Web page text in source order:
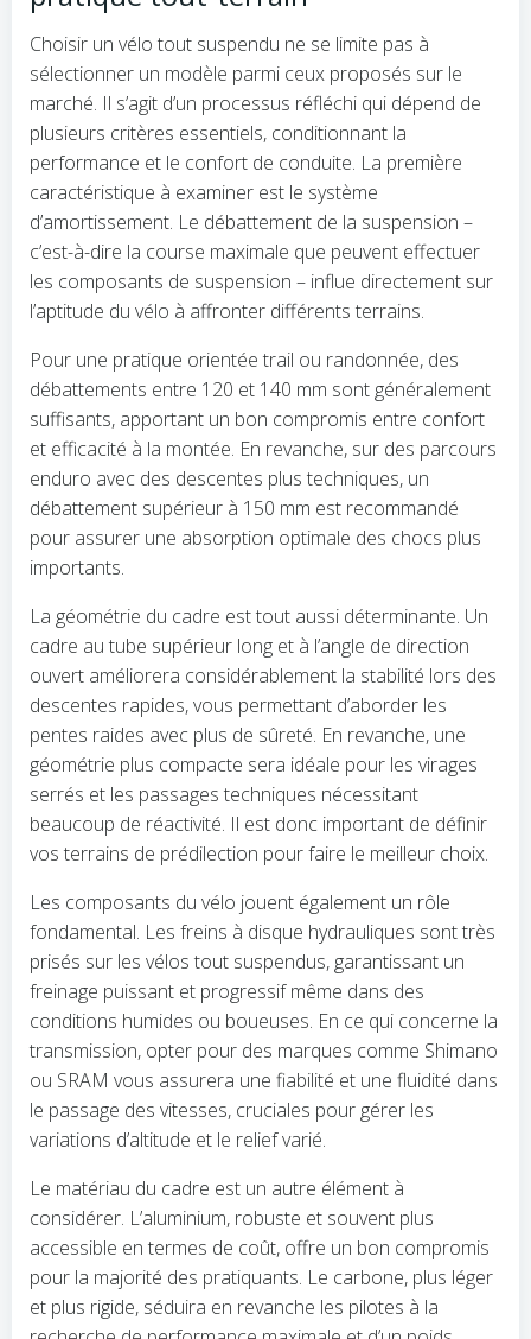
Choisir un vélo tout suspendu ne se limite pas à
sélectionner un modèle parmi ceux proposés sur le
marché. Il s’agit d’un processus réfléchi qui dépend de
plusieurs critères essentiels, conditionnant la
performance et le confort de conduite. La première
caractéristique à examiner est le système
d’amortissement. Le débattement de la suspension –
c’est-à-dire la course maximale que peuvent effectuer
les composants de suspension – influe directement sur
l’aptitude du vélo à affronter différents terrains.
Pour une pratique orientée trail ou randonnée, des
débattements entre 120 et 140 mm sont généralement
suffisants, apportant un bon compromis entre confort
et efficacité à la montée. En revanche, sur des parcours
enduro avec des descentes plus techniques, un
débattement supérieur à 150 mm est recommandé
pour assurer une absorption optimale des chocs plus
importants.
La géométrie du cadre est tout aussi déterminante. Un
cadre au tube supérieur long et à l’angle de direction
ouvert améliorera considérablement la stabilité lors des
descentes rapides, vous permettant d’aborder les
pentes raides avec plus de sûreté. En revanche, une
géométrie plus compacte sera idéale pour les virages
serrés et les passages techniques nécessitant
beaucoup de réactivité. Il est donc important de définir
vos terrains de prédilection pour faire le meilleur choix.
Les composants du vélo jouent également un rôle
fondamental. Les freins à disque hydrauliques sont très
prisés sur les vélos tout suspendus, garantissant un
freinage puissant et progressif même dans des
conditions humides ou boueuses. En ce qui concerne la
transmission, opter pour des marques comme Shimano
ou SRAM vous assurera une fiabilité et une fluidité dans
le passage des vitesses, cruciales pour gérer les
variations d’altitude et le relief varié.
Le matériau du cadre est un autre élément à
considérer. L’aluminium, robuste et souvent plus
accessible en termes de coût, offre un bon compromis
pour la majorité des pratiquants. Le carbone, plus léger
et plus rigide, séduira en revanche les pilotes à la